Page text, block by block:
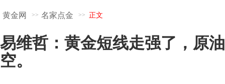
黄金网 >> 名家点金 >> 正文
易维哲：黄金短线走强了，原
空。